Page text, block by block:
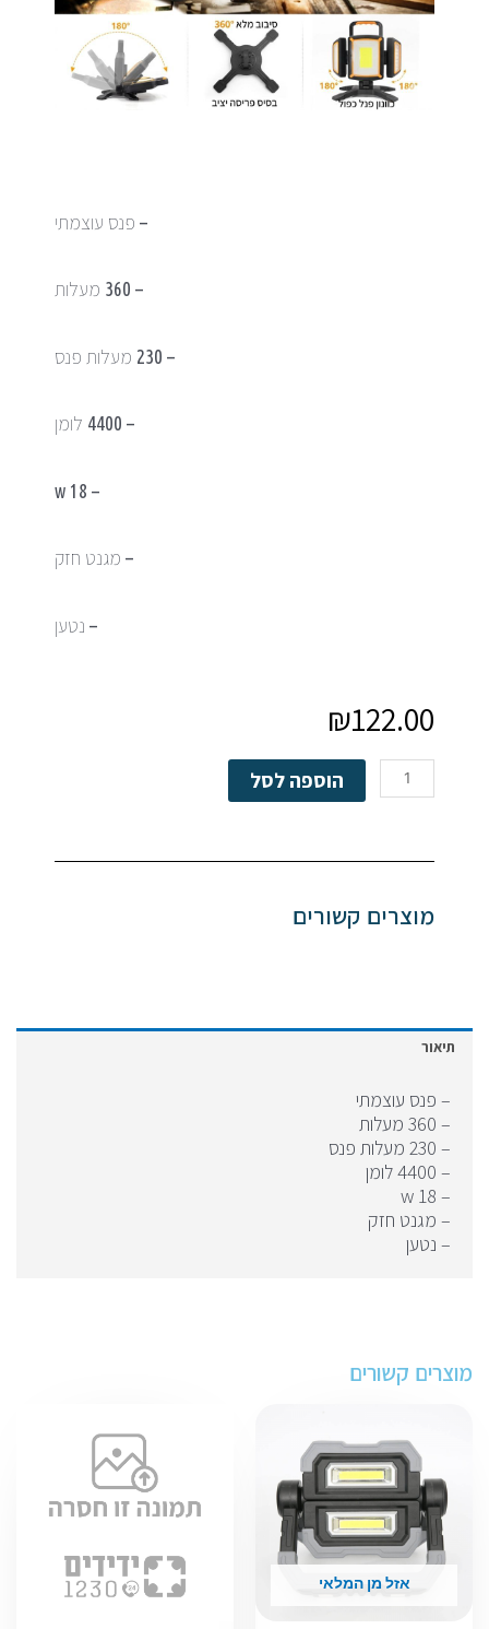
– פנס עוצמתי
– ⁠360 מעלות
– ⁠230 מעלות פנס
– ⁠4400 לומן
– ⁠18 w
– ⁠מגנט חזק
– ⁠נטען
₪122.00
כמות
של
כיווני
הוספה לסל
מוצרים קשורים
תיאור
– פנס עוצמתי
– ⁠360 מעלות
– ⁠230 מעלות פנס
– ⁠4400 לומן
– ⁠18 w
– ⁠מגנט חזק
– ⁠נטען
מוצרים קשורים
אזל מן המלאי